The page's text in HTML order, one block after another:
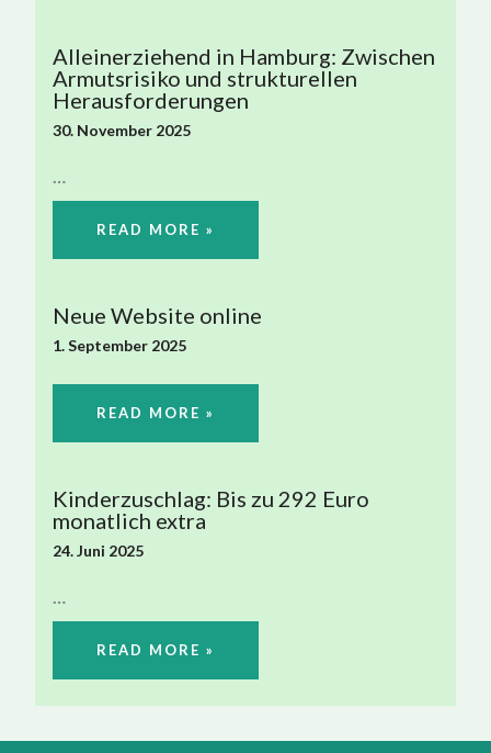
Alleinerziehend in Hamburg: Zwischen
Armutsrisiko und strukturellen
Herausforderungen
30. November 2025
READ MORE »
Neue Website online
1. September 2025
READ MORE »
Kinderzuschlag: Bis zu 292 Euro
monatlich extra
24. Juni 2025
READ MORE »